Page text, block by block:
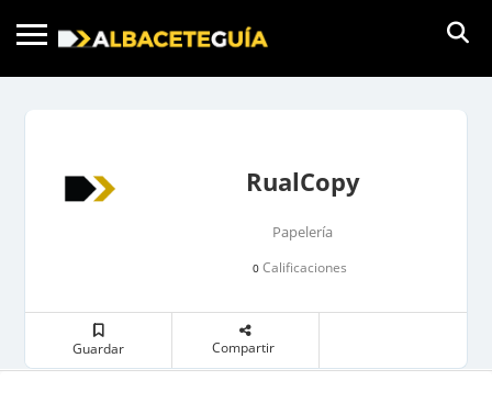
RualCopy
Papelería
0Calificaciones
Guardar Compartir